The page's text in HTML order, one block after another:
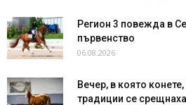
Регион 3 повежда в
първенство
06.08.2026
Вечер, в която
традиции се